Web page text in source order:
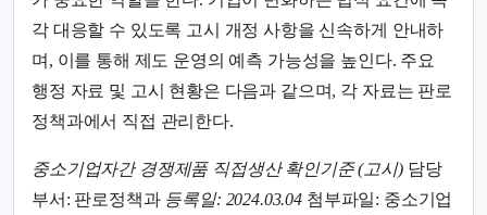
각 대응할 수 있도록 고시 개정 사항을 신속하게 안내하
며, 이를 통해 제도 운영의 예측 가능성을 높인다. 주요
행정 자료 및 고시 현황은 다음과 같으며, 각 자료는 판로
정책과에서 직접 관리한다.
중소기업자간 경쟁제품 직접생산 확인기준 (고시) 담당
부서: 판로정책과 등록일: 2024.03.04 첨부파일: 중소기업